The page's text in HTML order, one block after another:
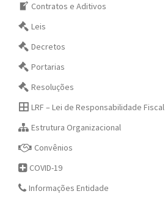
Contratos e Aditivos
Leis
Decretos
Portarias
Resoluções
LRF – Lei de Responsabilidade Fiscal
Estrutura Organizacional
Convênios
COVID-19
Informações Entidade